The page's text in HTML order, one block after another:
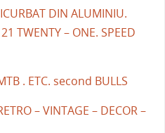
DIN ALUMINIU.
TWENTY – ONE. SPEED
. ETC. second BULLS
– VINTAGE – DECOR –